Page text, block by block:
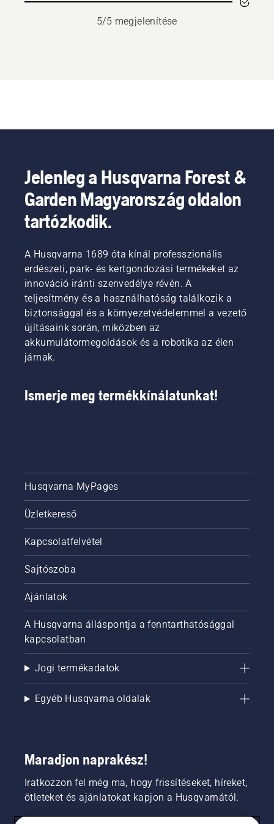
5/5 megjelenítése
Jelenleg a Husqvarna Forest &
Garden Magyarország oldalon
tartózkodik.
A Husqvarna 1689 óta kínál professzionális
erdészeti, park- és kertgondozási termékeket az
innováció iránti szenvedélye révén. A
teljesítmény és a használhatóság találkozik a
biztonsággal és a környezetvédelemmel a vezető
újításaink során, miközben az
akkumulátormegoldások és a robotika az élen
járnak.
Ismerje meg termékkínálatunkat!
Husqvarna MyPages
Üzletkereső
Kapcsolatfelvétel
Sajtószoba
Ajánlatok
A Husqvarna álláspontja a fenntarthatósággal
kapcsolatban
Jogi termékadatok
Egyéb Husqvarna oldalak
Maradjon naprakész!
Iratkozzon fel még ma, hogy frissítéseket, híreket,
ötleteket és ajánlatokat kapjon a Husqvarnától.